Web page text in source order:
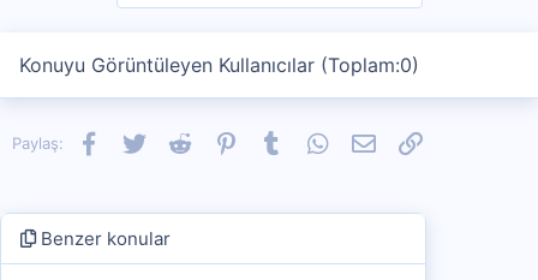
Konuyu Görüntüleyen Kullanıcılar (Toplam:0)
Paylaş: Facebook
TwitterReddit PinterestTumblrWhatsApp
E-postaLink
Benzer konular